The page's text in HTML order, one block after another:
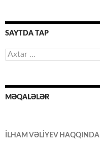
SAYTDA TAP
Axtarış:
MƏQALƏLƏR
İLHAM VƏLİYEV HAQQINDA